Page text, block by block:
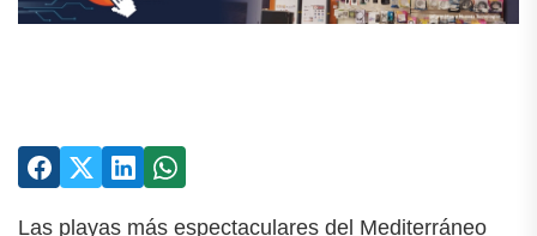
Las playas más espectaculares del Mediterráneo